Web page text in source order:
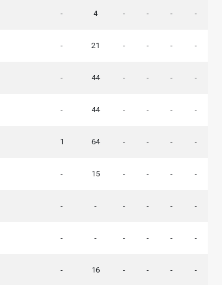
- 4 - - - -
- 21 - - - -
- 44 - - - -
- 44 - - - -
1 64 - - - -
- 15 - - - -
- - - - - -
- - - - - -
- 16 - - - -